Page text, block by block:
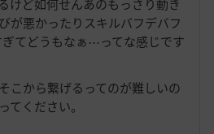
けど如何せんあのもっさり動き
が悪かったりスキルバフデバフ
ぎてどうもなぁ⋯ってな感じです
こから繋げるってのが難しいの
てください。